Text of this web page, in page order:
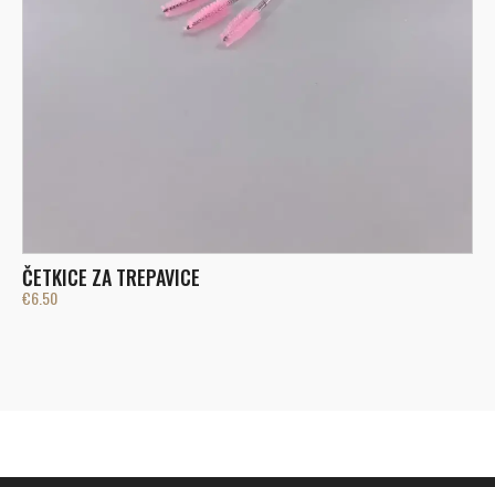
ČETKICE ZA TREPAVICE
€6.50